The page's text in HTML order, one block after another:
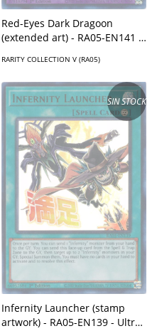
Red-Eyes Dark Dragoon
(extended art) - RA05-EN141 -
RARITY COLLECTION V (RA05)
SIN STOCK
Infernity Launcher (stamp
artwork) - RA05-EN139 - Ultra